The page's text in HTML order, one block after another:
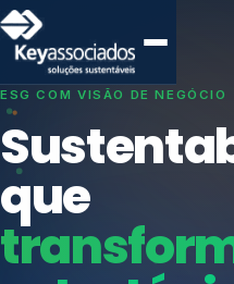
SISTEMAS DE GESTÃO
protege
negócio.
Índices de Mercado